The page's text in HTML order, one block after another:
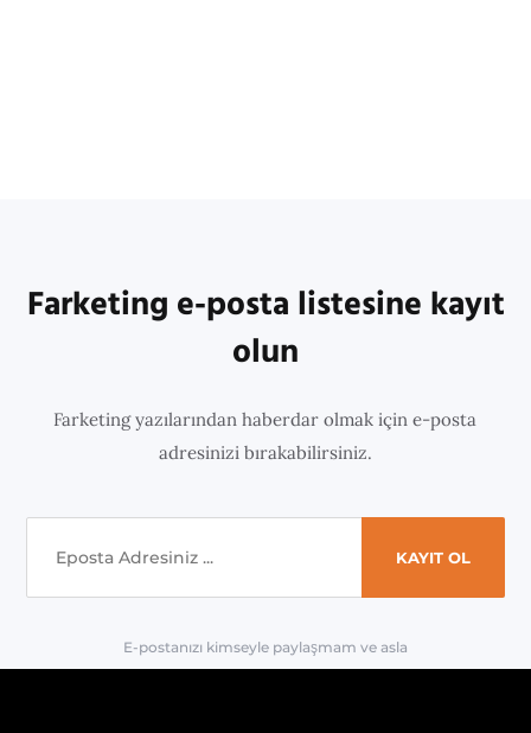
Farketing e-posta listesine kayıt
olun
Farketing yazılarından haberdar olmak için e-posta
adresinizi bırakabilirsiniz.
E-postanızı kimseyle paylaşmam ve asla